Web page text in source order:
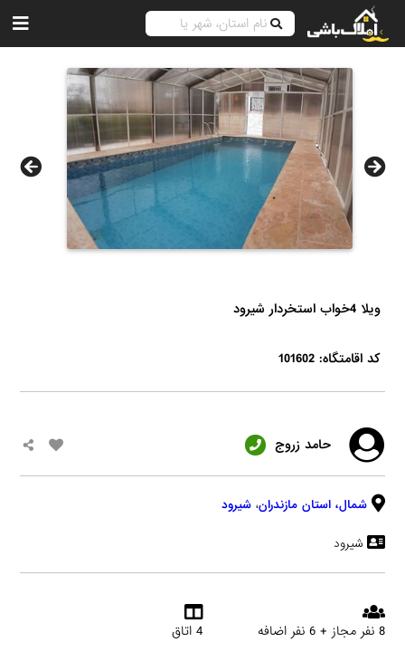
ویلا 4خواب استخردار شیرود
کد اقامتگاه: 101602
حامد زروج
شمال، استان مازندران، شیرود
شیرود
8 نفر مجاز + 6 نفر اضافه 4 اتاق